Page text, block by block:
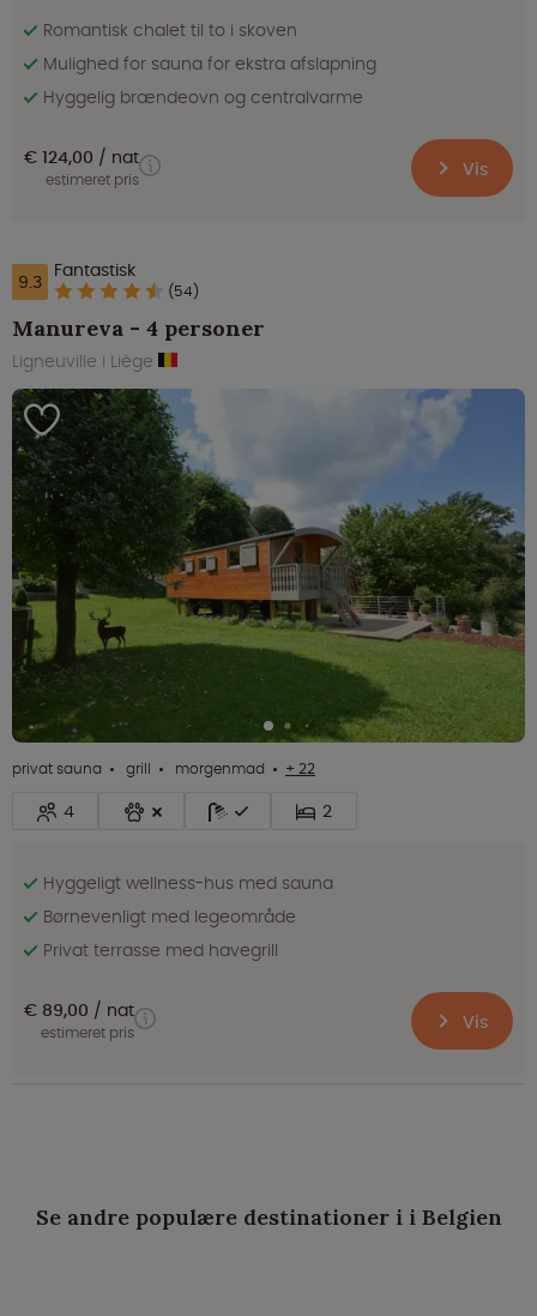
Romantisk chalet til to i skoven
Mulighed for sauna for ekstra afslapning
Hyggelig brændeovn og centralvarme
€ 124,00 nat
estimeret pris Vis
9.3 Fantastisk
(54)
Manureva - 4 personer
Ligneuville i Liège
privat sauna grill morgenmad + 22
4 2
Hyggeligt wellness-hus med sauna
Børnevenligt med legeområde
Privat terrasse med havegrill
€ 89,00 nat
estimeret pris Vis
Se andre populære destinationer i i Belgien